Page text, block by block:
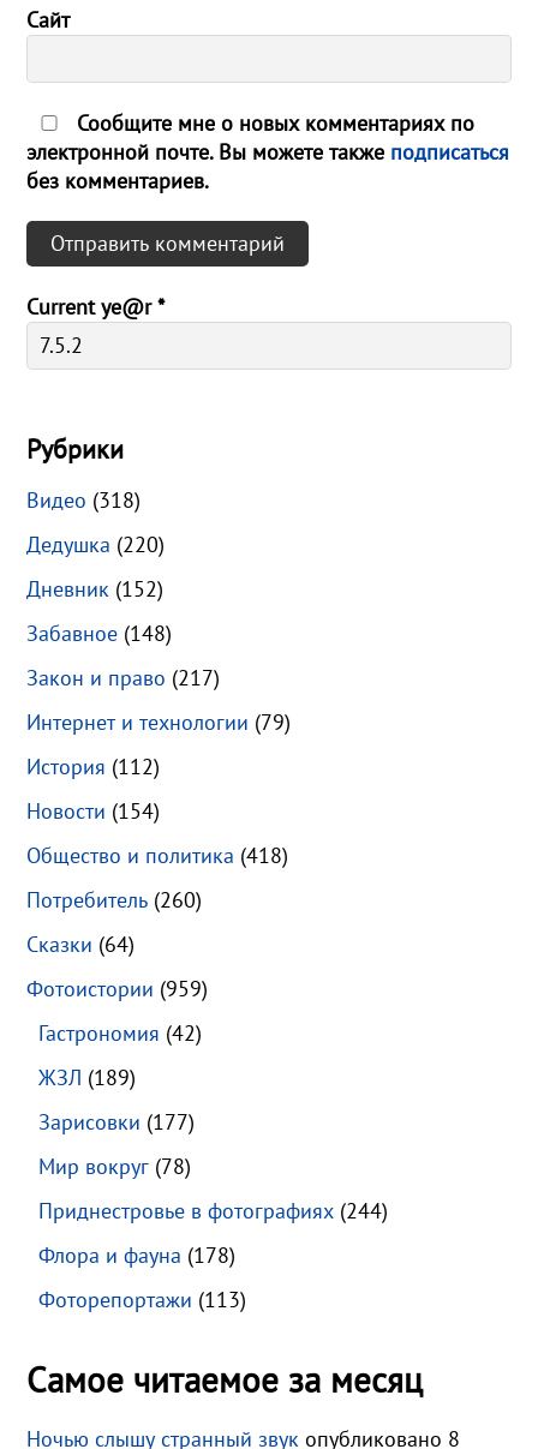
Сайт
Сообщите мне о новых комментариях по
электронной почте. Вы можете также подписаться
без комментариев.
Current ye@r*
Рубрики
Видео (318)
Дедушка (220)
Дневник (152)
Забавное (148)
Закон и право (217)
Интернет и технологии (79)
История (112)
Новости (154)
Общество и политика (418)
Потребитель (260)
Сказки (64)
Фотоистории (959)
Гастрономия (42)
ЖЗЛ (189)
Зарисовки (177)
Мир вокруг (78)
Приднестровье в фотографиях (244)
Флора и фауна (178)
Фоторепортажи (113)
Самое читаемое за месяц
Ночью слышу странный звук опубликовано 8